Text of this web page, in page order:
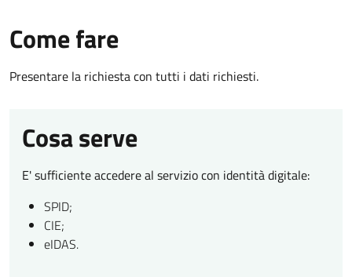
Come fare
Presentare la richiesta con tutti i dati richiesti.
Cosa serve
E' sufficiente accedere al servizio con identità digitale:
SPID;
CIE;
eIDAS.